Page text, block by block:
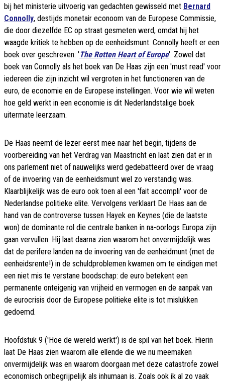
bij het ministerie uitvoerig van gedachten gewisseld met Bernard
Connolly, destijds monetair econoom van de Europese Commissie,
die door diezelfde EC op straat gesmeten werd, omdat hij het
waagde kritiek te hebben op de eenheidsmunt. Connolly heeft er een
boek over geschreven: 'The Rotten Heart of Europe'. Zowel dat
boek van Connolly als het boek van De Haas zijn een 'must read' voor
iedereen die zijn inzicht wil vergroten in het functioneren van de
euro, de economie en de Europese instellingen. Voor wie wil weten
hoe geld werkt in een economie is dit Nederlandstalige boek
uitermate leerzaam.
De Haas neemt de lezer eerst mee naar het begin, tijdens de
voorbereiding van het Verdrag van Maastricht en laat zien dat er in
ons parlement niet of nauwelijks werd gedebatteerd over de vraag
of de invoering van de eenheidsmunt wel zo verstandig was.
Klaarblijkelijk was de euro ook toen al een 'fait accompli' voor de
Nederlandse politieke elite. Vervolgens verklaart De Haas aan de
hand van de controverse tussen Hayek en Keynes (die de laatste
won) de dominante rol die centrale banken in na-oorlogs Europa zijn
gaan vervullen. Hij laat daarna zien waarom het onvermijdelijk was
dat de perifere landen na de invoering van de eenheidmunt (met de
eenheidsrente!) in de schuldproblemen kwamen om te eindigen met
een niet mis te verstane boodschap: de euro betekent een
permanente onteigenig van vrijheid en vermogen en de aanpak van
de eurocrisis door de Europese politieke elite is tot mislukken
gedoemd.
Hoofdstuk 9 ('Hoe de wereld werkt') is de spil van het boek. Hierin
laat De Haas zien waarom alle ellende die we nu meemaken
onvermijdelijk was en waarom doorgaan met deze catastrofe zowel
economisch onbegrijpelijk als inhumaan is. Zoals ook ik al zo vaak